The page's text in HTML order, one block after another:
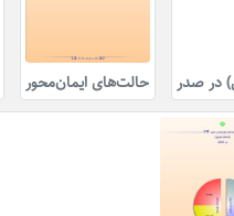
در صدر حالت‌های ایمان‌محور